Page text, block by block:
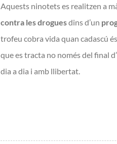
Aquests ninotets es realitzen a
contra les droguesdins d’un
trofeu cobra vida quan cadascú
que es tracta no només del final
dia a dia i amb llibertat.